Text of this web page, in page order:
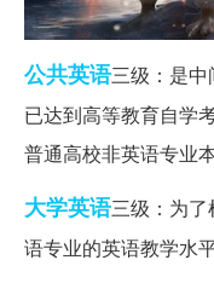
公共英语三级：是
已达到高等教育自学
普通高校非英语专业
大学英语三级：为
语专业的英语教学水